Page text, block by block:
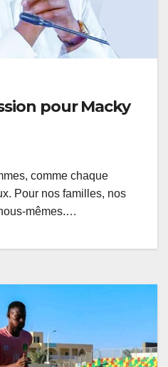
pour Macky
comme chaque
Pour nos familles, nos
mêmes.…